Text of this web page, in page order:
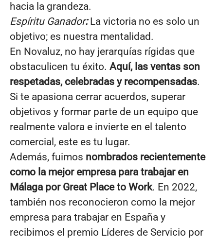
hacia la grandeza.
Espíritu Ganador:La victoria no es solo un
objetivo; es nuestra mentalidad.
En Novaluz, no hay jerarquías rígidas que
obstaculicen tu éxito. Aquí, las ventas son
respetadas, celebradas y recompensadas.
Si te apasiona cerrar acuerdos, superar
objetivos y formar parte de un equipo que
realmente valora e invierte en el talento
comercial, este es tu lugar.
Además, fuimos nombrados recientemente
como la mejor empresa para trabajar en
Málaga por Great Place to Work. En 2022,
también nos reconocieron como la mejor
empresa para trabajar en España y
recibimos el premio Líderes de Servicio por